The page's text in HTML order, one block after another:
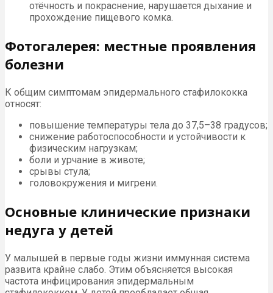
отёчность и покраснение, нарушается дыхание и
прохождение пищевого комка.
Фотогалерея: местные проявления
болезни
К общим симптомам эпидермального стафилококка
относят:
повышение температуры тела до 37,5–38 градусов;
снижение работоспособности и устойчивости к
физическим нагрузкам;
боли и урчание в животе;
срывы стула;
головокружения и мигрени.
Основные клинические признаки
недуга у детей
У малышей в первые годы жизни иммунная система
развита крайне слабо. Этим объясняется высокая
частота инфицирования эпидермальным